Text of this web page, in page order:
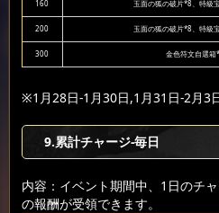
160 玉面の狐の破片*8、特級
200 玉面の狐の破片*8、特級
300 金色符文自選箱
※1月28日-1月30日,1月31日-2月3日
9.累計チャージ-毎日
内容：イベント期間中、1日のチ
の報酬が受領できます。